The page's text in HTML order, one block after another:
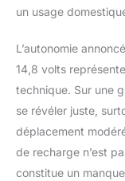
un usage
L’autonomie
14,8 volts
technique. Sur une
se révéler juste,
déplacement
de recharge n’est
constitue un